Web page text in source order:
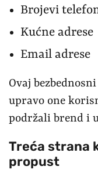
Brojevi
Kućne adrese
Email adrese
Ovaj
upravo one
podržali brend i
Treća strana
propust